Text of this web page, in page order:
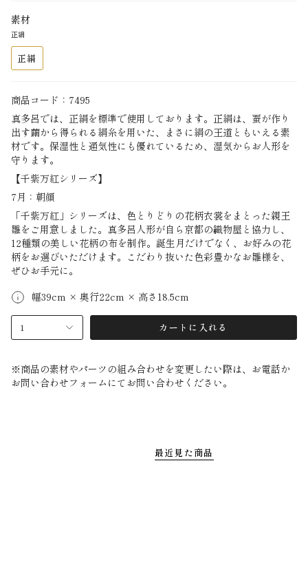
素材
正絹
正絹
商品コード：7495
真多呂では、正絹を標準で使用しております。正絹は、蚕が作り
出す繭から得られる絹糸を用いた、まさに絹の王道ともいえる素
材です。保湿性と通気性にも優れているため、湿気からお人形を
守ります。
【千紫万紅シリーズ】
7月：朝顔
「千紫万紅」シリーズは、色とりどりの花柄衣裳をまとった親王
雛をご用意しました。真多呂人形が自ら京都の織物屋と協力し、
12種類の美しい花柄の布を制作。誕生月だけでなく、お好みの花
柄をお選びいただけます。こだわり抜いた色彩豊かなお雛様を、
ぜひお手元に。
幅39cm × 奥行22cm × 高さ18.5cm
1 カートに入れる
※商品の素材やパーツの組み合わせを変更したい際は、お電話か
お問い合わせフォームにてお問い合わせください。
最近見た商品